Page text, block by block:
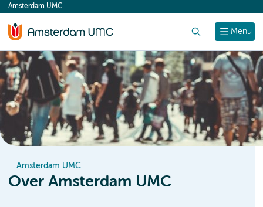
content
Menu
Amsterdam UMC
Amsterdam UMC
Over Amsterdam UMC